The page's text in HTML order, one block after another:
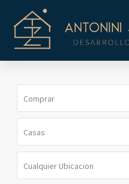
Comprar
Casas
Cualquier Ubicacion